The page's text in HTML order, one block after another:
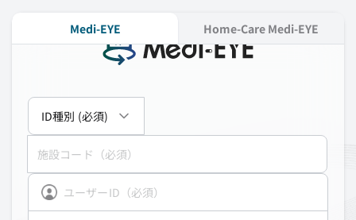
Medi-EYE Home-Care Medi-EYE